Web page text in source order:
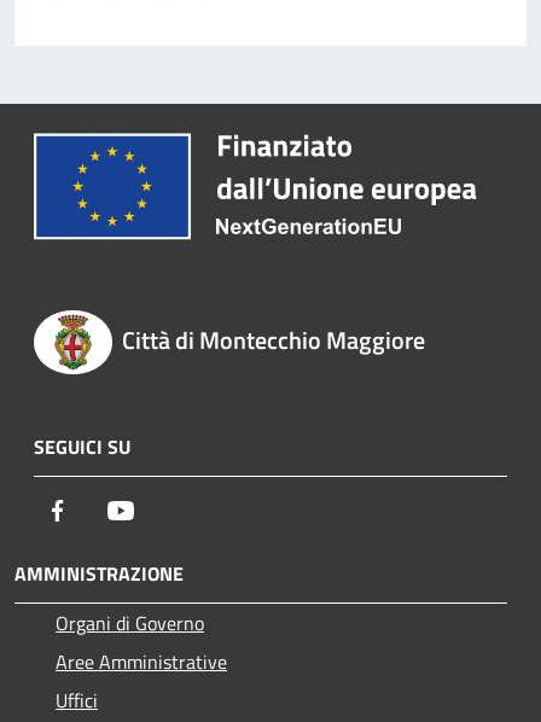
Città di Montecchio Maggiore
SEGUICI SU
Facebook
AMMINISTRAZIONE
Organi di Governo
Aree Amministrative
Uffici